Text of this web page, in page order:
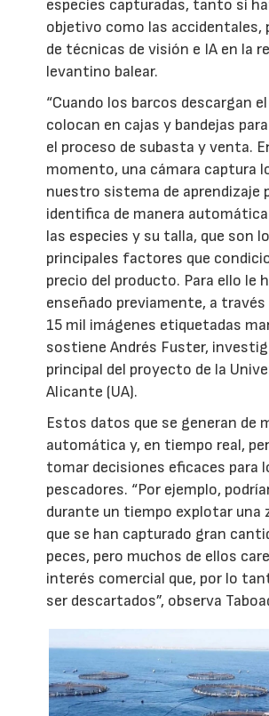
especies capturadas, tanto si
objetivo como las accidentales,
de técnicas de visión e IA en la
levantino balear.
“Cuando los barcos descargan
colocan en cajas y bandejas
el proceso de subasta y venta.
momento, una cámara captura
nuestro sistema de aprendizaje
identifica de manera
las especies y su talla, que son
principales factores que
precio del producto. Para ello le
enseñado previamente, a través
15 mil imágenes etiquetadas
sostiene Andrés Fuster,
principal del proyecto de la
Alicante (UA).
Estos datos que se generan de
automática y, en tiempo real,
tomar decisiones eficaces para
pescadores. “Por ejemplo,
durante un tiempo explotar una
que se han capturado gran
peces, pero muchos de ellos
interés comercial que, por lo
ser descartados”, observa